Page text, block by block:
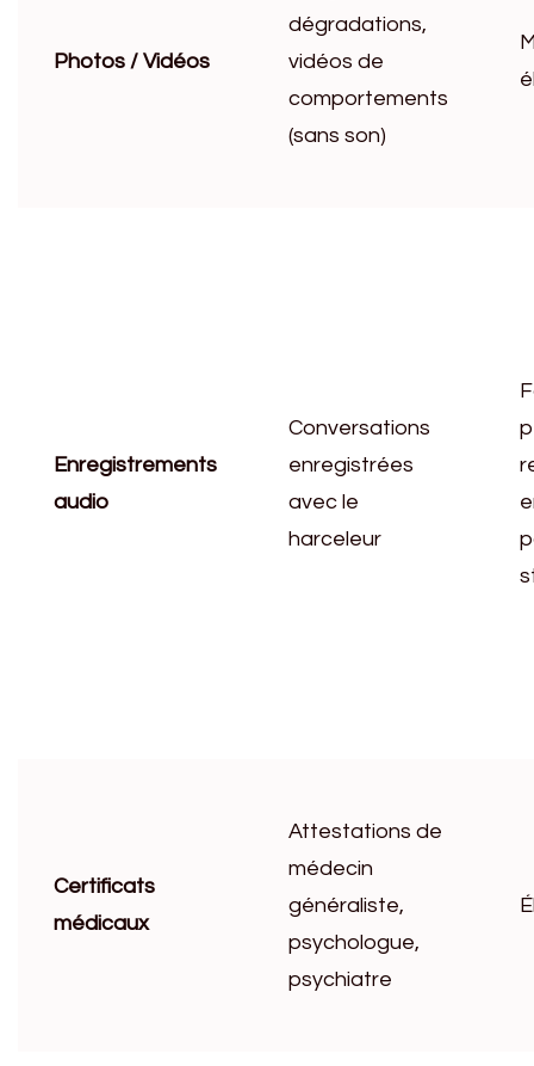
Photos / Vidéos
dégradations,
vidéos de
comportements
(sans son)
Enregistrements
audio
Conversations
enregistrées
avec le
harceleur
Certificats
médicaux
Attestations de
médecin
généraliste,
psychologue,
psychiatre